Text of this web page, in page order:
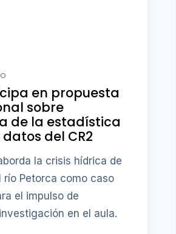
en propuesta
sobre
de la estadística
del CR2
la crisis hídrica de
río Petorca como caso
el impulso de
en el aula.